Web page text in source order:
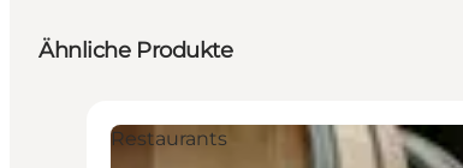
Ähnliche Produkte
Restaurants